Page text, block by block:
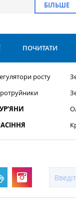
БІЛЬШЕ
ПОЧИТАТИ
росту